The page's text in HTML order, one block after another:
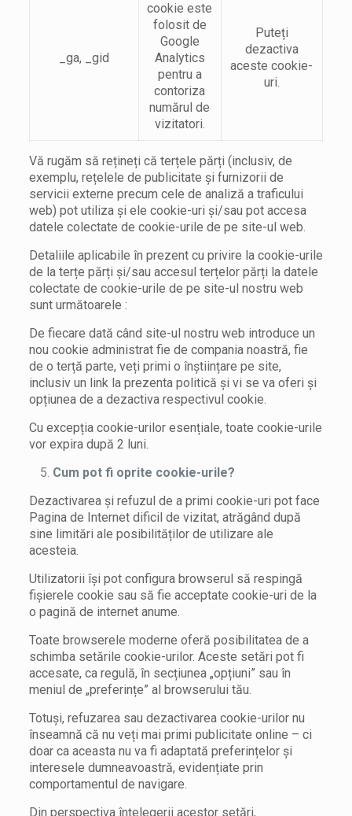
_ga, _gid
cookie este
folosit de
Google
Analytics
pentru a
contoriza
numărul de
vizitatori.
Puteți
dezactiva
aceste cookie-
uri.
Vă rugăm să rețineți că terțele părți (inclusiv, de
exemplu, rețelele de publicitate și furnizorii de
servicii externe precum cele de analiză a traficului
web) pot utiliza și ele cookie-uri și/sau pot accesa
datele colectate de cookie-urile de pe site-ul web.
Detaliile aplicabile în prezent cu privire la cookie-urile
de la terțe părți și/sau accesul terțelor părți la datele
colectate de cookie-urile de pe site-ul nostru web
sunt următoarele :
De fiecare dată când site-ul nostru web introduce un
nou cookie administrat fie de compania noastră, fie
de o terță parte, veți primi o înștiințare pe site,
inclusiv un link la prezenta politică și vi se va oferi și
opțiunea de a dezactiva respectivul cookie.
Cu excepția cookie-urilor esențiale, toate cookie-urile
vor expira după 2 luni.
Cum pot fi oprite cookie-urile?
Dezactivarea și refuzul de a primi cookie-uri pot face
Pagina de Internet dificil de vizitat, atrăgând după
sine limitări ale posibilităților de utilizare ale
acesteia.
Utilizatorii își pot configura browserul să respingă
fișierele cookie sau să fie acceptate cookie-uri de la
o pagină de internet anume.
Toate browserele moderne oferă posibilitatea de a
schimba setările cookie-urilor. Aceste setări pot fi
accesate, ca regulă, în secțiunea „opțiuni” sau în
meniul de „preferințe” al browserului tău.
Totuși, refuzarea sau dezactivarea cookie-urilor nu
înseamnă că nu veți mai primi publicitate online – ci
doar ca aceasta nu va fi adaptată preferințelor și
interesele dumneavoastră, evidențiate prin
comportamentul de navigare.
Din perspectiva înțelegerii acestor setări,